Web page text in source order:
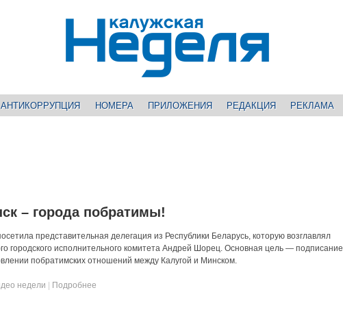
АНТИКОРРУПЦИЯ НОМЕРА ПРИЛОЖЕНИЯ РЕДАКЦИЯ РЕКЛАМА
– города побратимы!
представительная делегация из Республики Беларусь, которую возглавлял
городского исполнительного комитета Андрей Шорец. Основная цель — подписание
побратимских отношений между Калугой и Минском.
недели Подробнее